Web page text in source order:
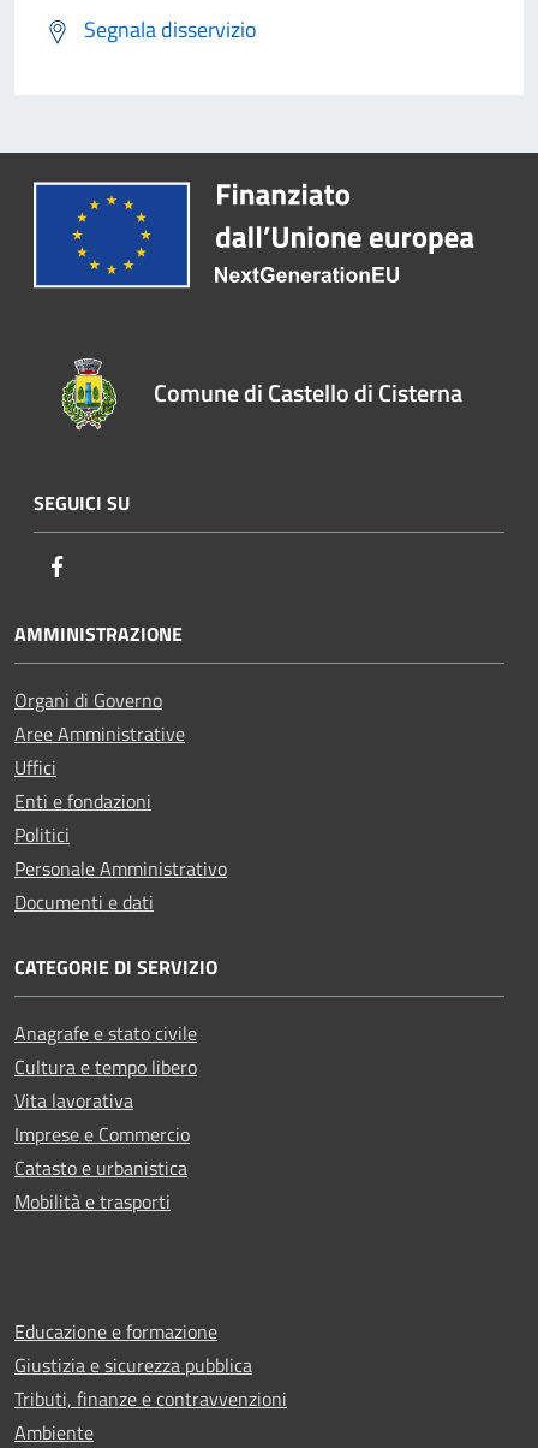
Segnala disservizio
Comune di Castello di Cisterna
SEGUICI SU
AMMINISTRAZIONE
Organi di Governo
Aree Amministrative
Uffici
Enti e fondazioni
Politici
Personale Amministrativo
Documenti e dati
CATEGORIE DI SERVIZIO
Anagrafe e stato civile
Cultura e tempo libero
Vita lavorativa
Imprese e Commercio
Catasto e urbanistica
Mobilità e trasporti
Educazione e formazione
Giustizia e sicurezza pubblica
Tributi, finanze e contravvenzioni
Ambiente